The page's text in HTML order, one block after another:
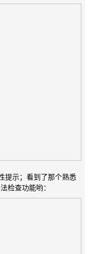
提示；看到了那个熟悉
检查功能哟：